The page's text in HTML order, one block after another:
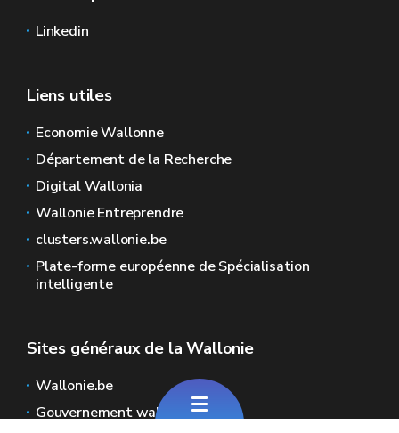
Linkedin
Liens utiles
Economie Wallonne
Département de la Recherche
Digital Wallonia
Wallonie Entreprendre
clusters.wallonie.be
Plate-forme européenne de Spécialisation
intelligente
Sites généraux de la Wallonie
Wallonie.be
Gouvernement wallon